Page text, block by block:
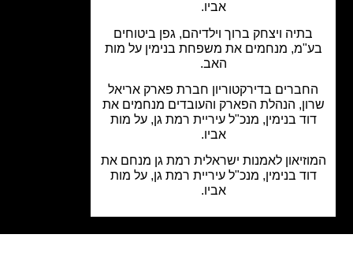
ויצחק ברוך וילדיהם, גפן ביטוחים
מנחמים את משפחת בנימין על מות
בדירקטוריון חברת פארק אריאל
הנהלת הפארק והעובדים מנחמים את
בנימין, מנכ"ל עיריית רמת גן, על מות
לאמנות ישראלית רמת גן מנחם את
בנימין, מנכ"ל עיריית רמת גן, על מות